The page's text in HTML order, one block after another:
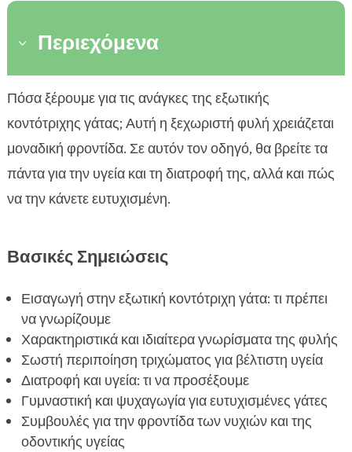
3 Περιεχόμενα
 Εισαγωγή στην Εξωτική Κοντότριχη Γάτα
 Χαρακτηριστικά της Εξωτικής Κοντότριχης
Γάτας
Περιποίηση του Τριχώματος
Διατροφή και Υγεία
 Υγεία των Δοντιών
Καταλληλη Υγεία και Προληπτικά Μέτρα
Κοινωνικοποίηση και Σχέση με Άλλες Γάτες
 Περιβάλλον Διαβίωσης
 Σωστό Καθαρισμός και Χρήση Απορριμμάτων
 Ειδικά Θέματα Αντιμετώπισης Στρες
 Εξωτική Κοντότριχη Γάτα
Δημιουργία Ρουτίνας Φροντίδας
Πόσα ξέρουμε για τις ανάγκες της εξωτικής
κοντότριχης γάτας; Αυτή η ξεχωριστή φυλή χρειάζεται
μοναδική φροντίδα. Σε αυτόν τον οδηγό, θα βρείτε τα
πάντα για την υγεία και τη διατροφή της, αλλά και πώς
να την κάνετε ευτυχισμένη.
Βασικές Σημειώσεις
Εισαγωγή στην εξωτική κοντότριχη γάτα: τι πρέπει
να γνωρίζουμε
Χαρακτηριστικά και ιδιαίτερα γνωρίσματα της φυλής
Σωστή περιποίηση τριχώματος για βέλτιστη υγεία
Διατροφή και υγεία: τι να προσέξουμε
Γυμναστική και ψυχαγωγία για ευτυχισμένες γάτες
Συμβουλές για την φροντίδα των νυχιών και της
οδοντικής υγείας